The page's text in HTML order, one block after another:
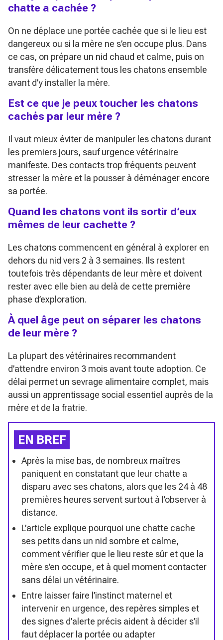
chatte a cachée ?
On ne déplace une portée cachée que si le lieu est
dangereux ou si la mère ne s’en occupe plus. Dans
ce cas, on prépare un nid chaud et calme, puis on
transfère délicatement tous les chatons ensemble
avant d’y installer la mère.
Est ce que je peux toucher les chatons
cachés par leur mère ?
Il vaut mieux éviter de manipuler les chatons durant
les premiers jours, sauf urgence vétérinaire
manifeste. Des contacts trop fréquents peuvent
stresser la mère et la pousser à déménager encore
sa portée.
Quand les chatons vont ils sortir d’eux
mêmes de leur cachette ?
Les chatons commencent en général à explorer en
dehors du nid vers 2 à 3 semaines. Ils restent
toutefois très dépendants de leur mère et doivent
rester avec elle bien au delà de cette première
phase d’exploration.
À quel âge peut on séparer les chatons
de leur mère ?
La plupart des vétérinaires recommandent
d’attendre environ 3 mois avant toute adoption. Ce
délai permet un sevrage alimentaire complet, mais
aussi un apprentissage social essentiel auprès de la
mère et de la fratrie.
EN BREF
Après la mise bas, de nombreux maîtres
paniquent en constatant que leur chatte a
disparu avec ses chatons, alors que les 24 à 48
premières heures servent surtout à l’observer à
distance.
L’article explique pourquoi une chatte cache
ses petits dans un nid sombre et calme,
comment vérifier que le lieu reste sûr et que la
mère s’en occupe, et à quel moment contacter
sans délai un vétérinaire.
Entre laisser faire l’instinct maternel et
intervenir en urgence, des repères simples et
des signes d’alerte précis aident à décider s’il
faut déplacer la portée ou adapter